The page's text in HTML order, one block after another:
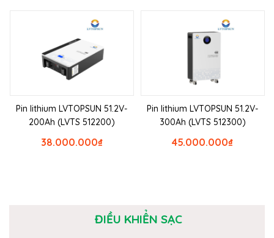
Pin lithium LVTOPSUN 51.2V-
200Ah (LVTS 512200)
₫
38.000.000
Pin lithium LVTOPSUN 51.2V-
300Ah (LVTS 512300)
₫
45.000.000
ĐIỀU KHIỂN SẠC